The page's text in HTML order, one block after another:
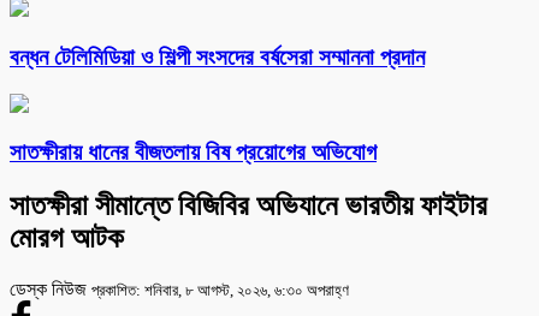
বন্ধন টেলিমিডিয়া ও শিল্পী সংসদের বর্ষসেরা সম্মাননা প্রদান
সাতক্ষীরায় ধানের বীজতলায় বিষ প্রয়োগের অভিযোগ
সাতক্ষীরা সীমান্তে বিজিবির অভিযানে ভারতীয় ফাইটার
মোরগ আটক
ডেস্ক নিউজ প্রকাশিত: শনিবার, ৮ আগস্ট, ২০২৬, ৬:৩০ অপরাহ্ণ